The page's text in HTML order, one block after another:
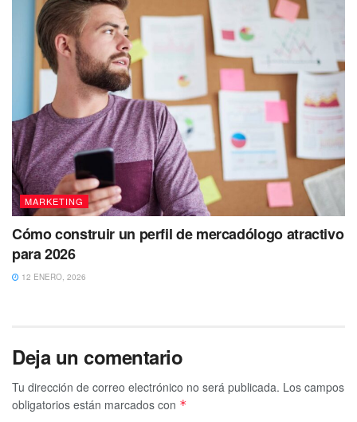
MARKETING
Cómo construir un perfil de mercadólogo atractivo
para 2026
12 ENERO, 2026
Deja un comentario
Tu dirección de correo electrónico no será publicada. Los campos
obligatorios están marcados con *